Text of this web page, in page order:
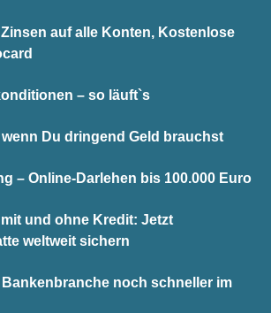
auf alle Konten, Kostenlose
– so läuft`s
Du dringend Geld brauchst
– Online-Darlehen bis 100.000 Euro
und ohne Kredit: Jetzt
weltweit sichern
Bankenbranche noch schneller im